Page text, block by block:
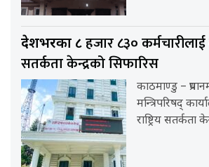
देशभरका ८हजार ८३० कर्मचारीलाई
सतर्कता केन्द्रको सिफारिस
काठमाण्डु –
मन्त्रिपरिषद्
राष्ट्रिय सतर्कता